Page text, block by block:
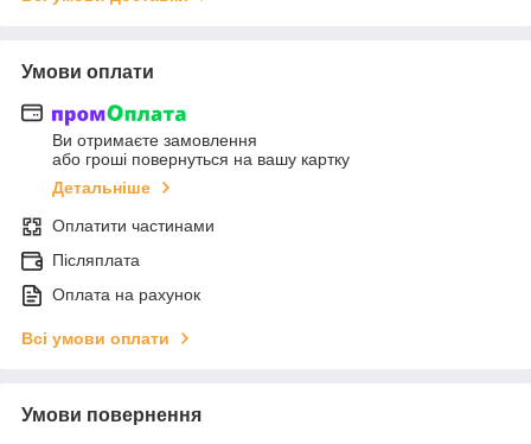
Умови оплати
Ви отримаєте замовлення
або гроші повернуться на вашу картку
Детальніше
Оплатити частинами
Післяплата
Оплата на рахунок
Всі умови оплати
Умови повернення